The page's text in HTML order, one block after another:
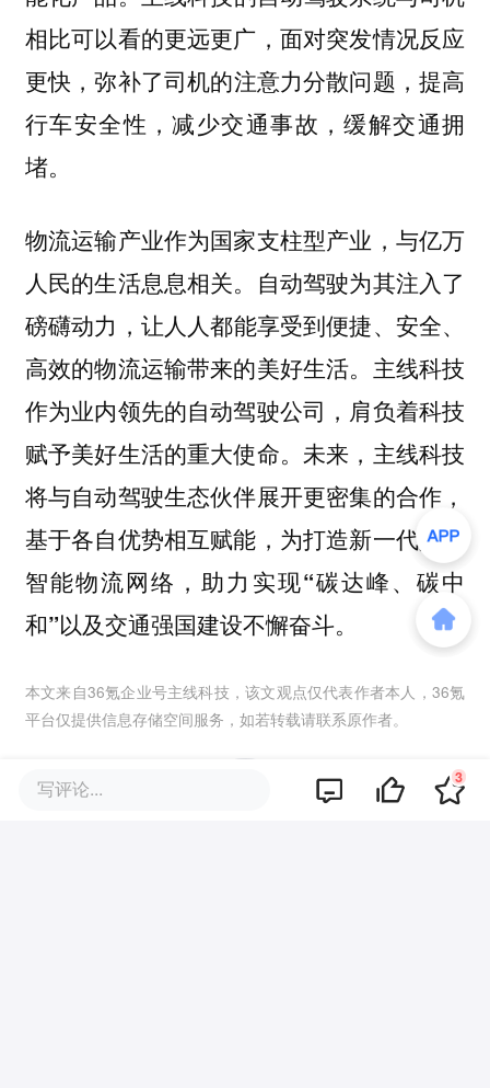
相比可以看的更远更广，面对突发情况反应
更快，弥补了司机的注意力分散问题，提高
行车安全性，减少交通事故，缓解交通拥
堵。
物流运输产业作为国家支柱型产业，与亿万
人民的生活息息相关。自动驾驶为其注入了
磅礴动力， 让人人都能享受到便捷、安全、
高效的物流运输带来的美好生活。 主线科技
作为业内领先的自动驾驶公司，肩负着科技
赋予美好生活的重大使命。未来，主线科技
将与自动驾驶生态伙伴展开更密集的合作，
基于各自优势相互赋能，为打造新一代人工
智能物流网络，助力实现“碳达峰、碳中
和”以及交通强国建设不懈奋斗。
本文来自36氪企业号主线科技，该文观点仅代表作者本人，36氪
平台仅提供信息存储空间服务，如若转载请联系原作者。
写评论... 3